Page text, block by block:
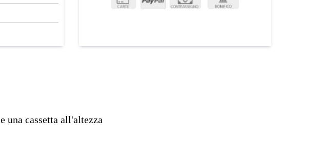
una cassetta all'altezza